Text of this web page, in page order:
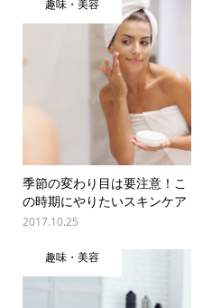
趣味・美容
季節の変わり目は要注意！こ
の時期にやりたいスキンケア
2017.10.25
趣味・美容